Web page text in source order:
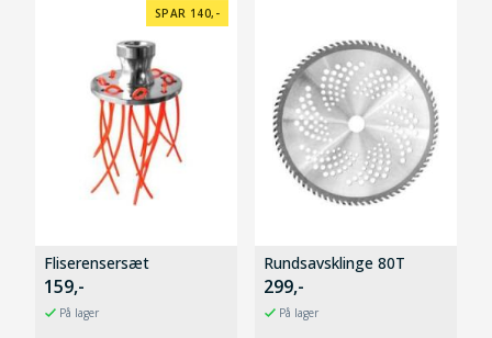
SPAR 140,-
Fliserensersæt
159,-
På lager
Rundsavsklinge 80T
299,-
På lager